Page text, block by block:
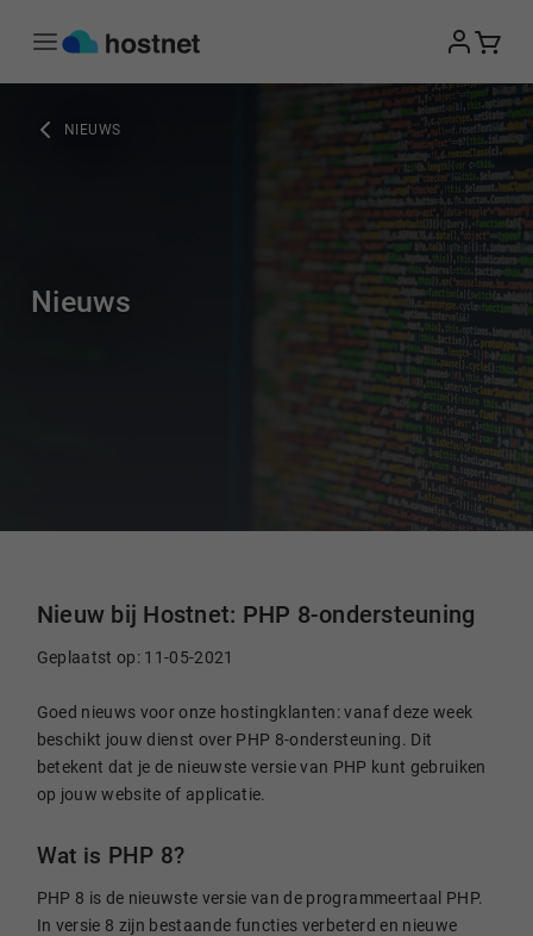
NIEUWS
Nieuws
Nieuw bij Hostnet: PHP 8-ondersteuning
Geplaatst op: 11-05-2021
Goed nieuws voor onze hostingklanten: vanaf deze week
beschikt jouw dienst over PHP 8-ondersteuning. Dit
betekent dat je de nieuwste versie van PHP kunt gebruiken
op jouw website of applicatie.
Wat is PHP 8?
PHP 8 is de nieuwste versie van de programmeertaal PHP.
In versie 8 zijn bestaande functies verbeterd en nieuwe